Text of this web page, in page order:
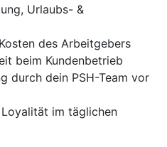
Urlaubs- &
des Arbeitgebers
beim Kundenbetrieb
durch dein PSH-Team vor
im täglichen